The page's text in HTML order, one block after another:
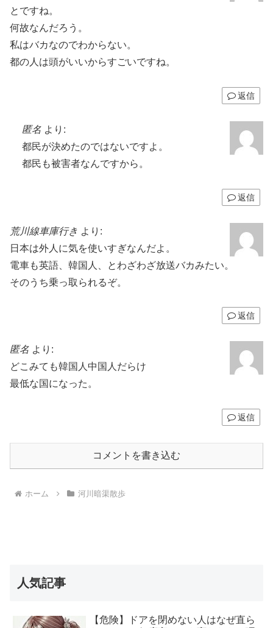
とですね。
何故なんだろう。
私はバカなのでわからない。
都の人は頭がいいからすごいですね。
返信
匿名 より:
都民が決めたのではないですよ。
都民も被害者なんですから。
返信
荒川線車庫行き より:
日本は外人に気を使いすぎなんだよ。
電車も英語、韓国人、とわざわざ放送バカみたい。
そのうち乗っ取られるぞ。
返信
匿名 より:
どこみても韓国人中国人だらけ
最低な国になった。
返信
コメントを書き込む
ホーム 河川暗渠散歩
人気記事
【危険】ドアを閉めない人はなぜ直ら